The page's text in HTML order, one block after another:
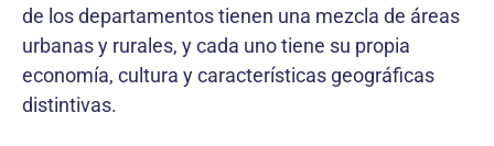
de los departamentos tienen una mezcla de áreas
urbanas y rurales, y cada uno tiene su propia
economía, cultura y características geográficas
distintivas.